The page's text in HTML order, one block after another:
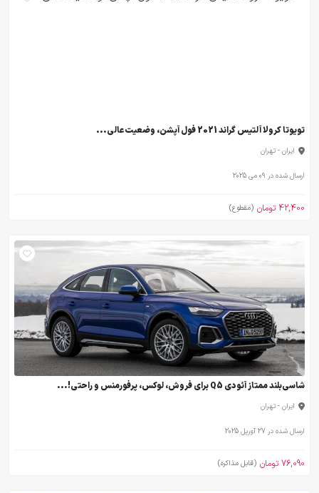
تویوتا کرولا آلتیس گراند 2021 فول آپشن، وضعیت عالی...
ایران - تهران
ارسال شده در 09 می 2025
42,400 تومان (مقطوع)
شاسی‌بلند ممتاز آئودی Q5 برای فروش، لوکس، پرفورمنس و راحتی!...
ایران - تهران
ارسال شده در 27 آوریل 2025
76,090 تومان (قابل مذاکره)